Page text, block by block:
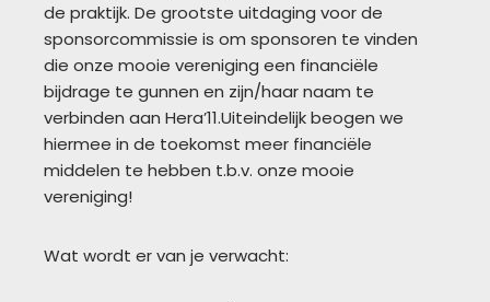
de praktijk. De grootste uitdaging voor de
sponsorcommissie is om sponsoren te vinden
die onze mooie vereniging een financiële
bijdrage te gunnen en zijn/haar naam te
verbinden aan Hera’11.Uiteindelijk beogen we
hiermee in de toekomst meer financiële
middelen te hebben t.b.v. onze mooie
vereniging!
Wat wordt er van je verwacht: